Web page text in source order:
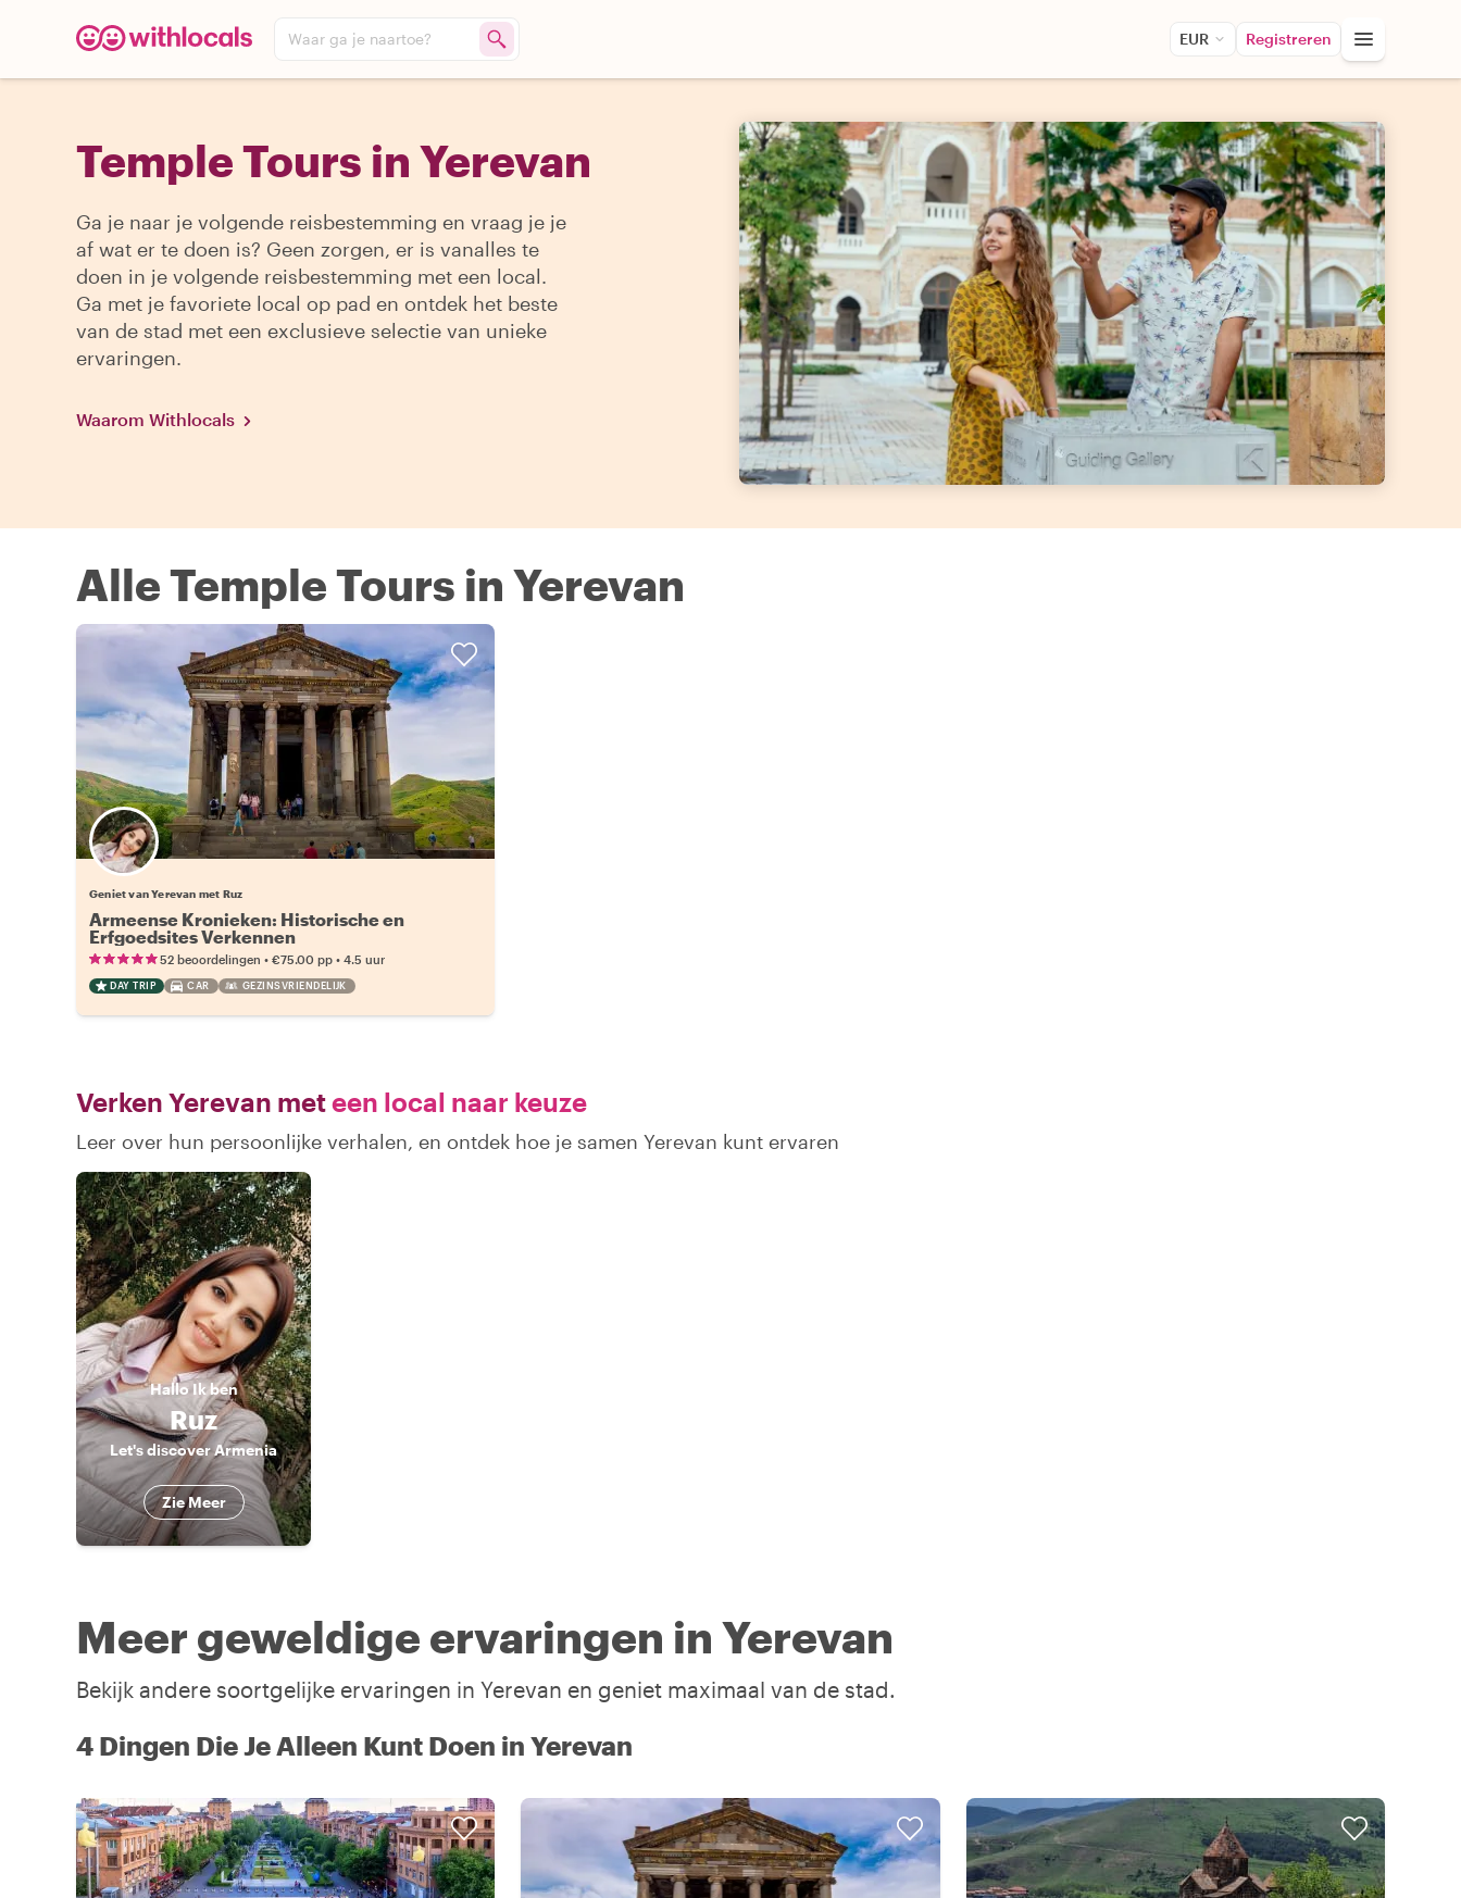
Waar ga je naartoe? EUR Registreren
Temple Tours in Yerevan
Ga je naar je volgende reisbestemming en vraag je je
af wat er te doen is? Geen zorgen, er is vanalles te
doen in je volgende reisbestemming met een local.
Ga met je favoriete local op pad en ontdek het beste
van de stad met een exclusieve selectie van unieke
ervaringen.
Waarom Withlocals
Alle Temple Tours in Yerevan
Geniet van Yerevan met Ruz
Armeense Kronieken: Historische en
Erfgoedsites Verkennen
52 beoordelingen • €75.00 pp • 4.5 uur
DAY TRIP CAR GEZINSVRIENDELIJK
Verken Yerevan meteen local naar keuze
Leer over hun persoonlijke verhalen, en ontdek hoe je samen Yerevan kunt ervaren
HalloIk ben
Ruz
Let's discover Armenia
Zie Meer
Meer geweldige ervaringen in Yerevan
Bekijk andere soortgelijke ervaringen in Yerevan en geniet maximaal van de stad.
4 Dingen Die Je Alleen Kunt Doen in Yerevan